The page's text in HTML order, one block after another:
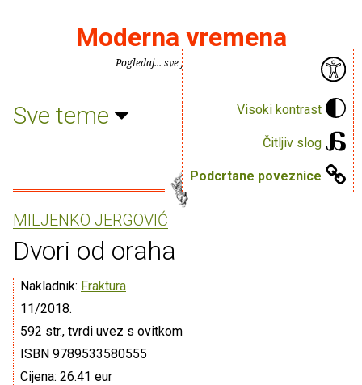
Visoki kontrast
Čitljiv slog
Podcrtane poveznice
Moderna vremena
Pogledaj... sve je puno knjiga.
Sve teme
MILJENKO JERGOVIĆ
Dvori od oraha
Nakladnik: Fraktura
11/2018.
592 str., tvrdi uvez s ovitkom
ISBN 9789533580555
Cijena: 26.41 eur